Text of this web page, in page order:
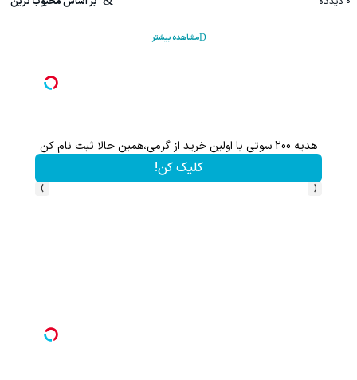
مشاهده بیشتر
هدیه 200 سوتی با اولین خرید از گرمی،همین حالا ثبت نام کن
کلیک کن!
‹
›